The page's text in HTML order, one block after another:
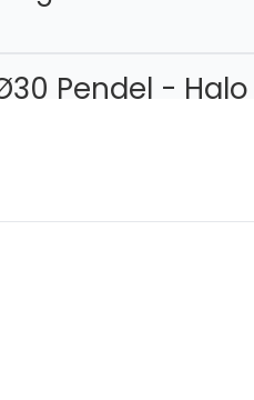
Pendel - Halo